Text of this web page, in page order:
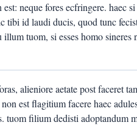
neque fores ecfringere. haec
tibi id laudi ducis, quod tunc
tuom, si esses homo sineres
alieniore aetate post faceret
est flagitium facere haec
tuom filium dedisti adoptandum